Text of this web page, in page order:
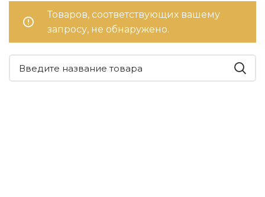
Товаров, соответствующих вашему
запросу, не обнаружено.